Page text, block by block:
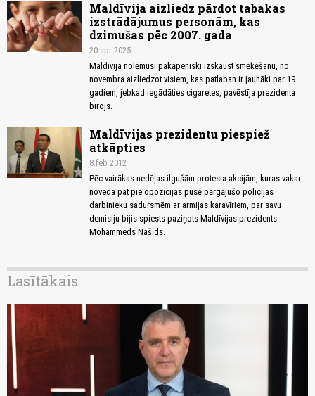
Maldīvija aizliedz pārdot tabakas
izstrādājumus personām, kas
dzimušas pēc 2007. gada
20.apr 2025
Maldīvija nolēmusi pakāpeniski izskaust smēķēšanu, no
novembra aizliedzot visiem, kas patlaban ir jaunāki par 19
gadiem, jebkad iegādāties cigaretes, pavēstīja prezidenta
birojs.
Maldīvijas prezidentu piespiež
atkāpties
8.feb 2012
Pēc vairākas nedēļas ilgušām protesta akcijām, kuras vakar
noveda pat pie opozīcijas pusē pārgājušo policijas
darbinieku sadursmēm ar armijas karavīriem, par savu
demisiju bijis spiests paziņots Maldīvijas prezidents
Mohammeds Našīds.
Lasītākais